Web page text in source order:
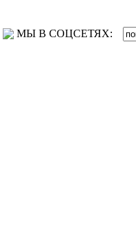
МЫ В СОЦСЕТЯХ: